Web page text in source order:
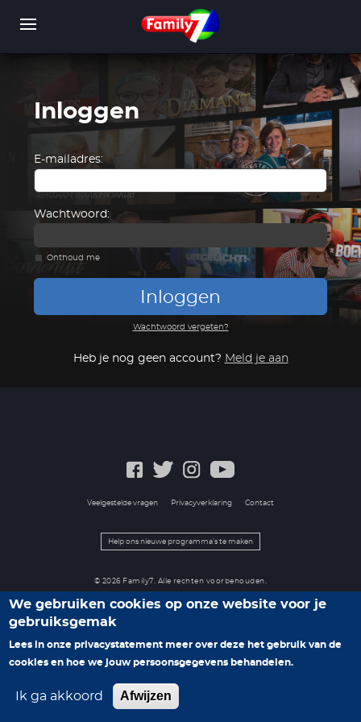
WORD LID INLOGGEN
Inloggen
E-mailadres:
Wachtwoord:
Onthoud me
Inloggen
Wachtwoord vergeten?
Heb je nog geen account? Meld je aan
Veelgestelde vragen Privacyverklaring Contact
Help ons nieuwe programma's te maken
© 2026 Family7. Alle rechten voorbehouden.
We gebruiken cookies op onze website voor je
gebruiksgemak
Lees in onze privacystatement meer over deze het gebruik van de
cookies en hoe we jouw persoonsgegevens behandelen.
Ik ga akkoord Afwijzen